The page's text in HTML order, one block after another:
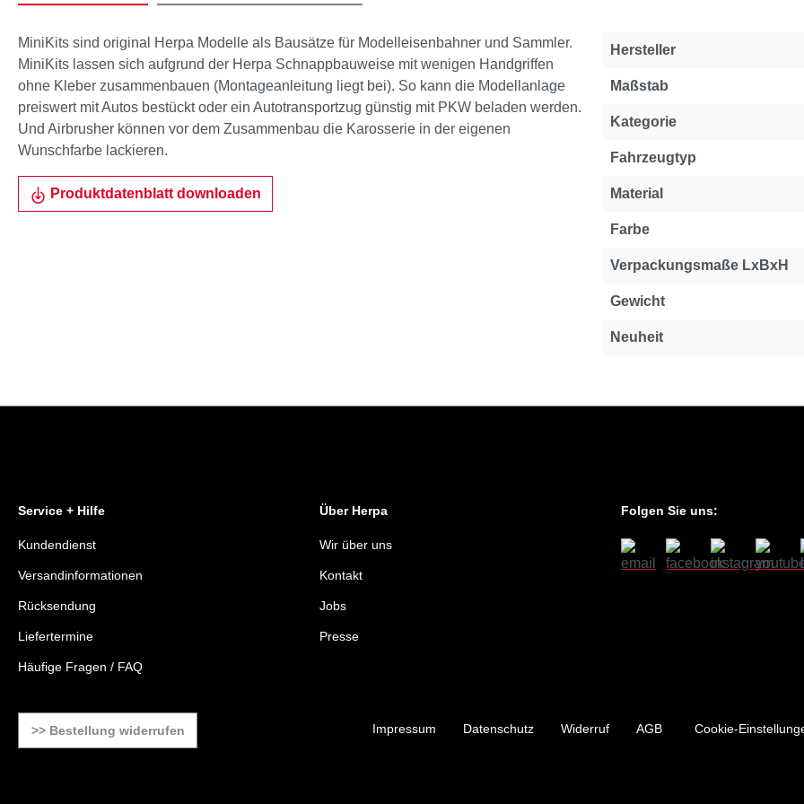
MiniKits sind original Herpa Modelle als Bausätze für Modelleisenbahner und Sammler.
MiniKits lassen sich aufgrund der Herpa Schnappbauweise mit wenigen Handgriffen
ohne Kleber zusammenbauen (Montageanleitung liegt bei). So kann die Modellanlage
preiswert mit Autos bestückt oder ein Autotransportzug günstig mit PKW beladen werden.
Und Airbrusher können vor dem Zusammenbau die Karosserie in der eigenen
Wunschfarbe lackieren.
Produktdatenblatt downloaden
Hersteller
Maßstab
Kategorie
Fahrzeugtyp
Material
Farbe
Verpackungsmaße LxBxH
Gewicht
Neuheit
Service + Hilfe
Kundendienst
Versandinformationen
Rücksendung
Liefertermine
Häufige Fragen / FAQ
Über Herpa
Wir über uns
Kontakt
Jobs
Presse
Folgen Sie uns:
>> Bestellung widerrufen Impressum Datenschutz Widerruf AGB Cookie-